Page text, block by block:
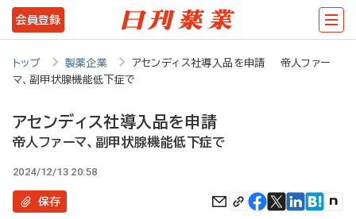
メ
イ
ン
テ
ツ
に
会員登録
トップ 製薬企業
アセンディス社導入品を申請 帝人ファー
マ、副甲状腺機能低下症で
アセンディス社導入品を申請
帝人ファーマ、副甲状腺機能低下症で
2024/12/13 20:58
保存